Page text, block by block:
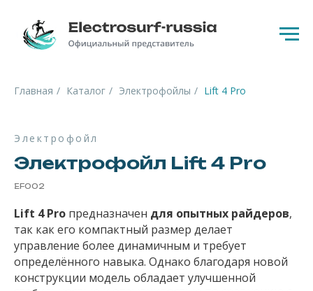
Главная / Каталог / Электрофойлы / Lift 4 Pro
Электрофойл
Электрофойл Lift 4 Pro
EF002
Lift 4 Pro предназначен для опытных райдеров,
так как его компактный размер делает
управление более динамичным и требует
определённого навыка. Однако благодаря новой
конструкции модель обладает улучшенной